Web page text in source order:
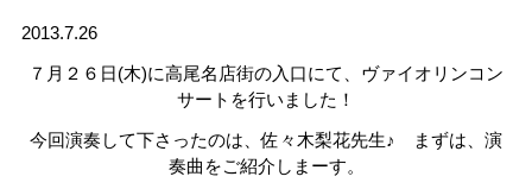
2013.7.26
７月２６日(木)に高尾名店街の入口にて、ヴァイオリンコン
サートを行いました！
今回演奏して下さったのは、佐々木梨花先生♪ まずは、演
奏曲をご紹介しまーす。